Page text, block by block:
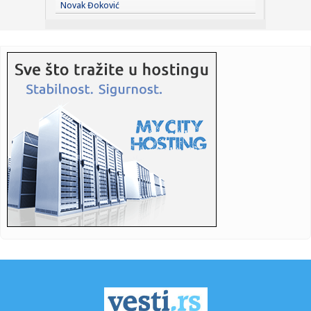
23:16: Dunav se povukao i otkrio jezive tajne iz dubine! Izronili
nacist...
23:08:
23:00:Roditelji, gledajte ko vam prilazi deci na plaži! Predatori
krij...
23:00:UFC SPREMA SPEKTAKL: Goreće Abu Dabi, sledi borba za
pojas!
22:59:Veče kada je dokazano da je 2:0 najopasniji rezultat
Kiparski ministar: Evropa bi mogla da počne da dobija naš
Novak Đoković